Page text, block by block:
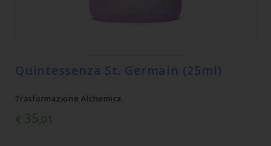
Quintessenza St. Germain (25ml)
Trasformazione Alchemica.
€ 35,01